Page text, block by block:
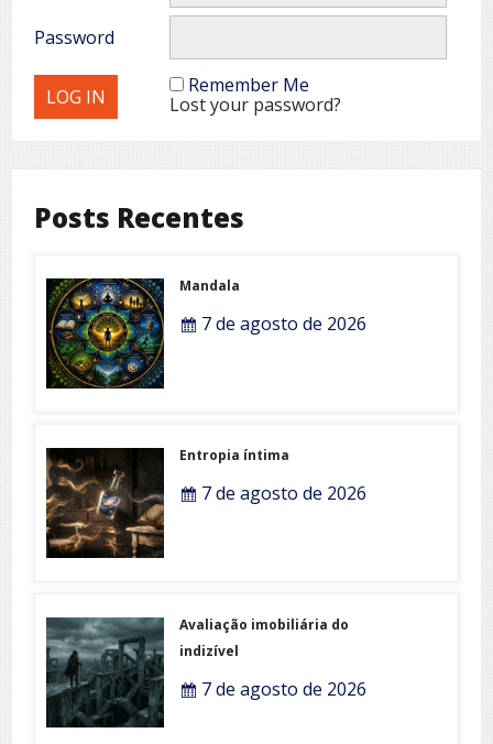
Password
Remember Me
Lost your password?
Posts Recentes
Mandala
7 de agosto de 2026
Entropia íntima
7 de agosto de 2026
Avaliação imobiliária do
indizível
7 de agosto de 2026